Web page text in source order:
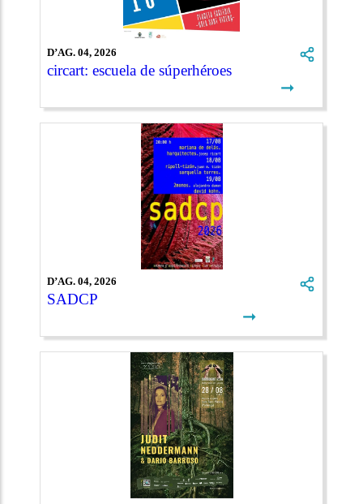
D’AG. 04, 2026
circart: escuela de súperhéroes
➞
D’AG. 04, 2026
SADCP
➞